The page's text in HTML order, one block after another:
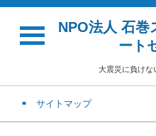
NPO法人 石巻
ート
大震災に負けな
サイトマップ